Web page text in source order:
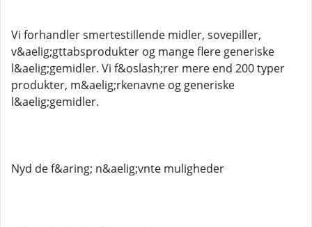
Vi forhandler smertestillende midler, sovepiller,
v&aelig;gttabsprodukter og mange flere generiske
l&aelig;gemidler. Vi f&oslash;rer mere end 200 typer
produkter, m&aelig;rkenavne og generiske
l&aelig;gemidler.
Nyd de f&aring; n&aelig;vnte muligheder